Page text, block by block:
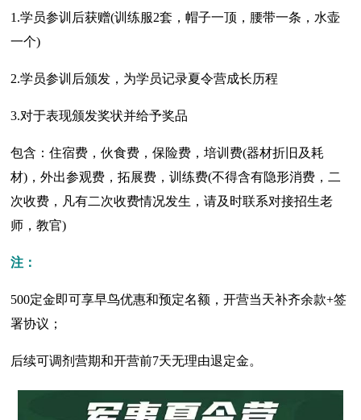
1.学员参训后获赠(训练服2套，帽子一顶，腰带一条，水壶
一个)
2.学员参训后颁发，为学员记录夏令营成长历程
3.对于表现颁发奖状并给予奖品
包含：住宿费，伙食费，保险费，培训费(器材折旧及耗
材)，外出参观费，拓展费，训练费(不得含有隐形消费，二
次收费，凡有二次收费情况发生，请及时联系对接招生老
师，教官)
注：
500定金即可享早鸟优惠和预定名额，开营当天补齐余款+签
署协议；
后续可调剂营期和开营前7天无理由退定金。